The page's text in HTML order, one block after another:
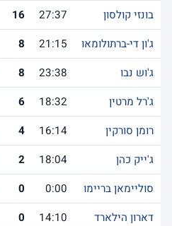
בונזי קולסון
27:37
16
ג'ון די-ברתולומאו
21:15
8
ג'וש נבו
23:38
8
ג'רל מרטין
18:32
6
רומן סורקין
16:14
4
ג'ייק כהן
18:04
2
סוליימאן בריימו
0:00
0
דארון הילארד
14:10
0